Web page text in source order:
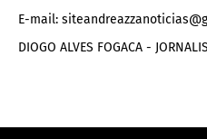
E-mail:
DIOGO ALVES FOGACA -